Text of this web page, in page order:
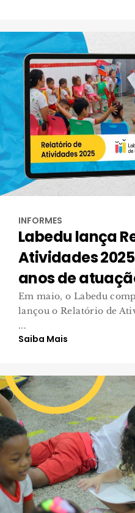
INFORMES
Labedu lança
Atividades
anos de
Em maio, o Labedu
lançou o Relatório de
...
Saiba Mais